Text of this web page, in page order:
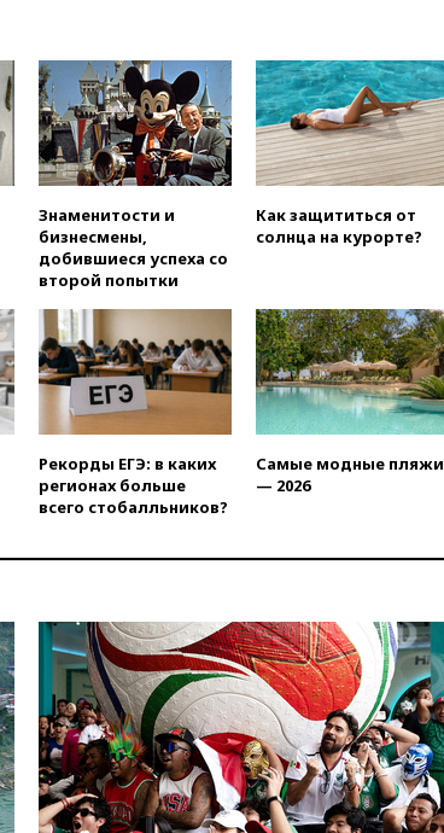
вчера, 19:50Аэропорты Сочи и
Ярославля приостановили
работу
вчера, 19:35WP: Трамп
призвал доноров-
Вэнса на выборах 2028 года
вчера, 19:20
вчера, 19:15Жуковский и
аэропорт Геленджика
возобновили работу
вчера, 19:00 Путин уточнил
порядок присвоения воинских
званий добровольцам
вчера, 18:50
введены ограничения
вчера, 18:21Зюганов
присоединился к критике
«Яблока»
вчера, 18:15Четыре человека
пострадали при атаках ВСУ на
Белгородскую область
вчера, 18:00Совет мира
Знаменитости и
бизнесмены,
добившиеся успеха со
второй попытки
Как защититься от
солнца на курорте?
Рекорды ЕГЭ: в каких
регионах больше
всего стобалльников?
Самые модные пляжи
— 2026